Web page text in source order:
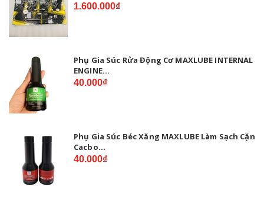
1.600.000₫
Phụ Gia Súc Rửa Động Cơ MAXLUBE INTERNAL
ENGINE...
40.000₫
Phụ Gia Súc Béc Xăng MAXLUBE Làm Sạch Cặn
Cacbo...
40.000₫